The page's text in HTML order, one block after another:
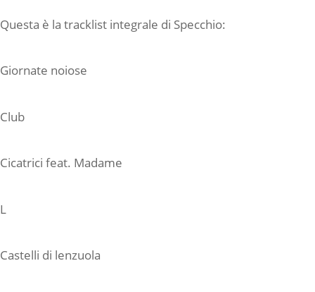
Questa è la tracklist integrale di Specchio:
Giornate noiose
Club
Cicatrici feat. Madame
L
Castelli di lenzuola